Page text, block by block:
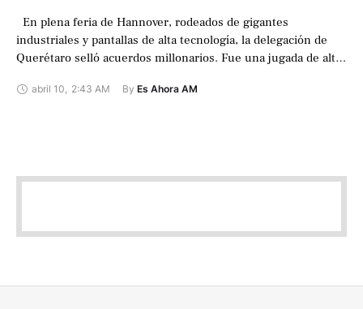
En plena feria de Hannover, rodeados de gigantes
industriales y pantallas de alta tecnología, la delegación de
Querétaro selló acuerdos millonarios. Fue una jugada de alto
abril 10, 2:43 AM By Es Ahora AM